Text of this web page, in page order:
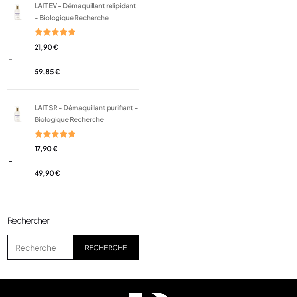
LAIT EV - Démaquillant relipidant
- Biologique Recherche
Note 5.00
21,90€
–
59,85€
LAIT SR - Démaquillant purifiant -
Biologique Recherche
Note 5.00
17,90€
–
49,90€
Rechercher
RECHERCHE